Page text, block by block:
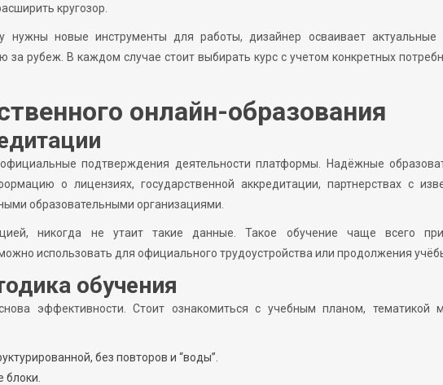
кругозор.
нужны новые инструменты для работы, дизайнер осваивает актуальные
за рубеж. В каждом случае стоит выбирать курс с учетом конкретных
онлайн-образования
подтверждения деятельности платформы. Надёжные
о лицензиях, государственной аккредитации, партнерствах с
образовательными организациями.
никогда не утаит такие данные. Такое обучение чаще всего
использовать для официального трудоустройства или продолжения
обучения
эффективности. Стоит ознакомиться с учебным планом, тематикой
без повторов и “воды”.
блоки.